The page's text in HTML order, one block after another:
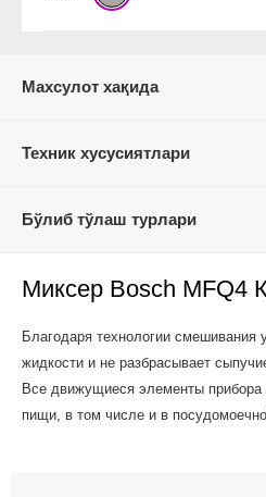
Махсулот хақида
Техник хусусиятлари
Бўлиб тўлаш турлари
Миксер Bosch MFQ4
Благодаря технологии смешивания
жидкости и не разбрасывает
Все движущиеся элементы прибора
пищи, в том числе и в